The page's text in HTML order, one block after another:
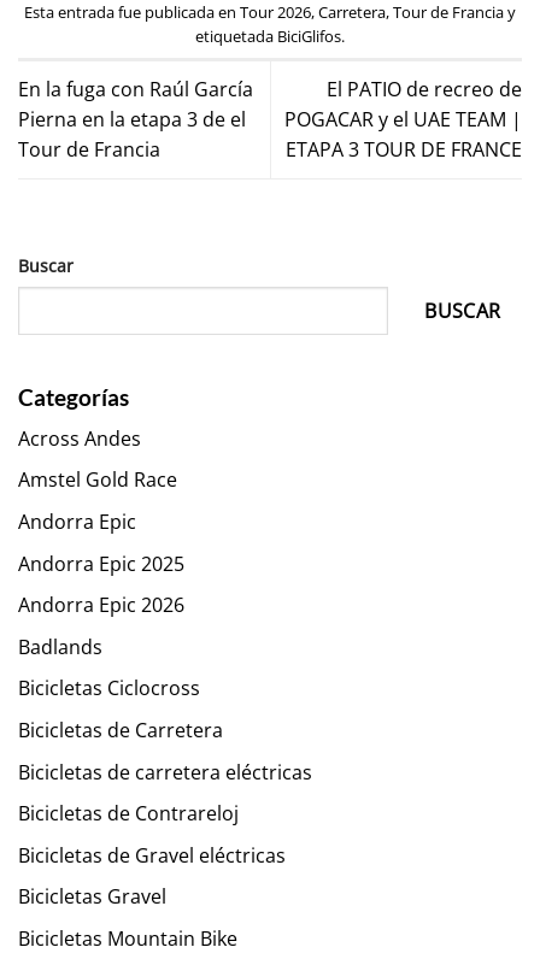
Esta entrada fue publicada en Tour 2026,Carretera,Tour de Franciay
etiquetada BiciGlifos.
En la fuga con Raúl García
Pierna en la etapa 3 de el
Tour de Francia
El PATIO de recreo de
POGACAR y el UAE TEAM |
ETAPA 3 TOUR DE FRANCE
Buscar
BUSCAR
Categorías
Across Andes
Amstel Gold Race
Andorra Epic
Andorra Epic 2025
Andorra Epic 2026
Badlands
Bicicletas Ciclocross
Bicicletas de Carretera
Bicicletas de carretera eléctricas
Bicicletas de Contrareloj
Bicicletas de Gravel eléctricas
Bicicletas Gravel
Bicicletas Mountain Bike